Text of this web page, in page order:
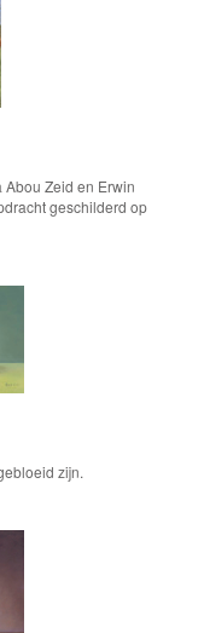
Abou Zeid en Erwin
geschilderd op
zijn.